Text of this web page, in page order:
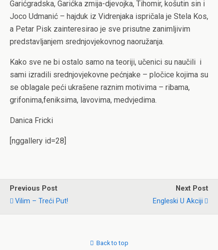
Garićgradska, Garićka zmija-djevojka, Tihomir, košutin sin i
Joco Udmanić – hajduk iz Vidrenjaka ispričala je Stela Kos,
a Petar Pisk zainteresirao je sve prisutne zanimljivim
predstavljanjem srednjovjekovnog naoružanja.
Kako sve ne bi ostalo samo na teoriji, učenici su naučili i
sami izradili srednjovjekovne pećnjake – pločice kojima su
se oblagale peći ukrašene raznim motivima – ribama,
grifonima,feniksima, lavovima, medvjedima.
Danica Fricki
[nggallery id=28]
Previous Post
Vilim – Treći Put!
Next Post
Engleski U Akciji
Back to top